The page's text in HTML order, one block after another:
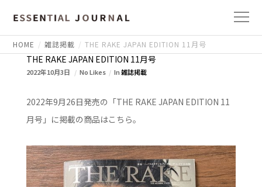
HOME 雑誌掲載 THE RAKE JAPAN EDITION 11月号
THE RAKE JAPAN EDITION 11月号
2022年10月3日 No Likes In雑誌掲載
2022年9月26日発売の「THE RAKE JAPAN EDITION 11
月号」に掲載の商品はこちら。